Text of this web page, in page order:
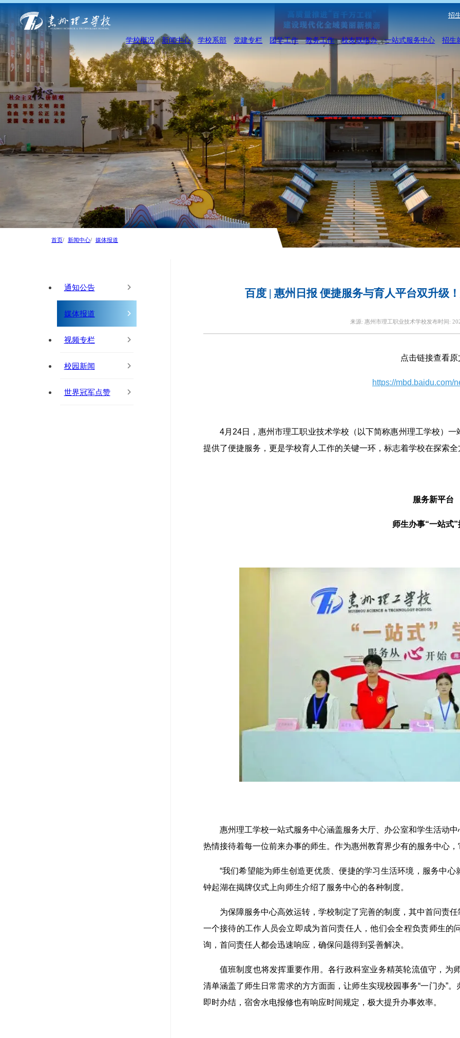
招
学校概况 新闻中心 学校系部 党建专栏 团学工作 教务工作 校友联络办 一站式服务中心 招生
首页 新闻中心 媒体报道
通知公告
媒体报道
视频专栏
校园新闻
世界冠军点赞
百度 | 惠州日报 便捷服务与育人平台双升级
来源: 惠州市理工职业技术学校发布时间:
点击链接查看原
https://mbd.baidu.com/
4月24日，惠州市理工职业技术学校（以下简称惠州理工学校）
提供了便捷服务，更是学校育人工作的关键一环，标志着学校在探索
服务新平台
师生办事“一站式”
惠州理工学校一站式服务中心涵盖服务大厅、办公室和学生活动
热情接待着每一位前来办事的师生。作为惠州教育界少有的服务中心
“我们希望能为师生创造更优质、便捷的学习生活环境，服务中心
钟起湖在揭牌仪式上向师生介绍了服务中心的各种制度。
为保障服务中心高效运转，学校制定了完善的制度，其中首问责
一个接待的工作人员会立即成为首问责任人，他们会全程负责师生
询，首问责任人都会迅速响应，确保问题得到妥善解决。
值班制度也将发挥重要作用。各行政科室业务精英轮流值守，为
清单涵盖了师生日常需求的方方面面，让师生实现校园事务“一门办”
即时办结，宿舍水电报修也有响应时间规定，极大提升办事效率。